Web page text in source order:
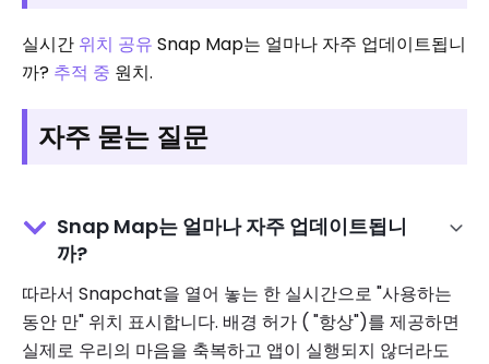
실시간 위치 공유 Snap Map는 얼마나 자주 업데이트됩니
까? 추적 중 원치.
자주 묻는 질문
Snap Map는 얼마나 자주 업데이트됩니
까?
따라서 Snapchat을 열어 놓는 한 실시간으로 "사용하는
동안 만" 위치 표시합니다. 배경 허가 ( "항상")를 제공하면
실제로 우리의 마음을 축복하고 앱이 실행되지 않더라도